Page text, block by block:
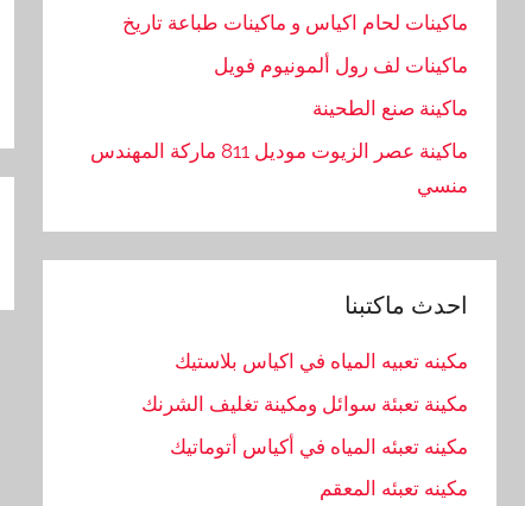
ماكينات لحام اكياس و ماكينات طباعة تاريخ
ماكينات لف رول ألمونيوم فويل
ماكينة صنع الطحينة
ماكينة عصر الزيوت موديل 811 ماركة المهندس
منسي
احدث ماكتبنا
مكينه تعبيه المياه في اكياس بلاستيك
مكينة تعبئة سوائل ومكينة تغليف الشرنك
مكينه تعبئه المياه في أكياس أتوماتيك
مكينه تعبئه المعقم